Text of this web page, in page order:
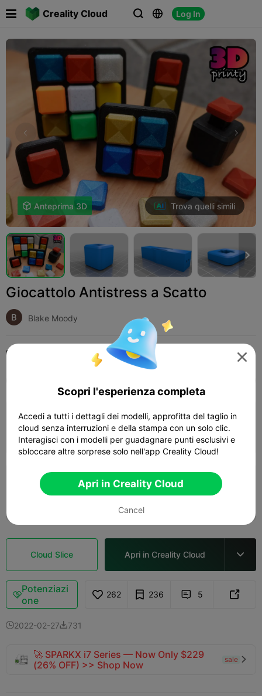
Creality Cloud   Log In
 
 Anteprima 3D Trova quelli simili

Giocattolo Antistress a Scatto
Blake Moody
Print Settings (2) Add Giocattoli e Giochi Giochi da tavolo e di carte 
Layer 0,2 mm, 2 pareti, riempimento al
15%
 02h 27m  3 plates  68.99g
Layer 0,2 mm, 2 pareti, riempimento al
15%
Cloud Slice Apri in Creality Cloud 
Potenziazi
one
262 236  5 
2022-02-27731
🚀 SPARKX i7 Series — Now Only $229
(26% OFF) >> Shop Now
sale 

Scopri l'esperienza completa
Accedi a tutti i dettagli dei modelli, approfitta del taglio in
cloud senza interruzioni e della stampa con un solo clic.
Interagisci con i modelli per guadagnare punti esclusivi e
sbloccare altre sorprese solo nell'app Creality Cloud!
Apri in Creality Cloud
Cancel